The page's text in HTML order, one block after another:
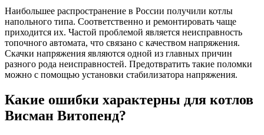
Наибольшее распространение в России получили котлы
напольного типа. Соответственно и ремонтировать чаще
приходится их. Частой проблемой является неисправность
топочного автомата, что связано с качеством напряжения.
Скачки напряжения являются одной из главных причин
разного рода неисправностей. Предотвратить такие поломки
можно с помощью установки стабилизатора напряжения.
Какие ошибки характерны для котлов
Висман Витопенд?